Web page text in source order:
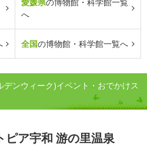
へ
全国の博物館・科学館一覧へ
ンウィーク)イベント・おでかけス
ピア宇和 游の里温泉